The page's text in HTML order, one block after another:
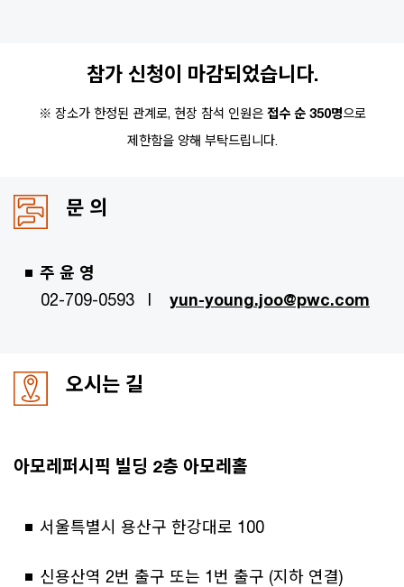
참가 신청이 마감되었습니다.
※ 장소가 한정된 관계로, 현장 참석 인원은 접수 순 350명으로
제한함을 양해 부탁드립니다.
문 의
주 윤 영
02-709-0593 l yun-young.joo@pwc.com
오시는 길
아모레퍼시픽 빌딩 2층 아모레홀
서울특별시 용산구 한강대로 100
신용산역 2번 출구 또는 1번 출구 (지하 연결)